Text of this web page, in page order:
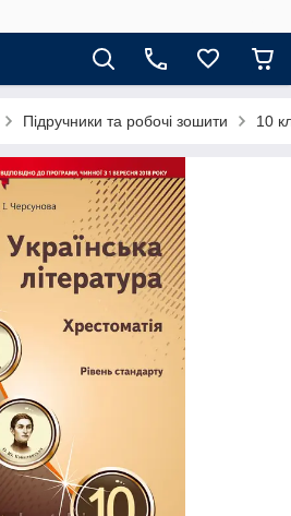
Підручники та робочі зошити 10